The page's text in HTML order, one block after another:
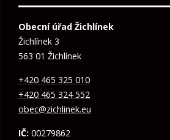
Obecní úřad Žichlínek
Žichlínek 3
563 01 Žichlínek
+420 465 325 010
+420 465 324 552
obec@zichlinek.eu
IČ: 00279862